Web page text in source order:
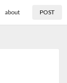
about POST